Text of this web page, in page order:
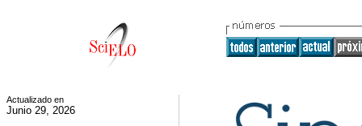
Actualizado en
Junio 29, 2026